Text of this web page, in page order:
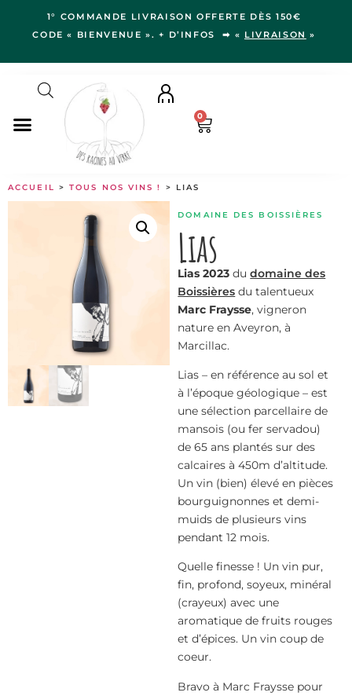
1° COMMANDE LIVRAISON OFFERTE DÈS 150€
CODE « BIENVENUE ». + D’INFOS ➡ « LIVRAISON »
RÉGIONS
LE VERGER
IDÉES CADEAUX
NOS VIGNERON.NE.S
0
ACCUEIL >TOUS NOS VINS ! > LIAS
DOMAINE DES BOISSIÈRES
Lias
Lias 2023 dudomaine des
Boissières du talentueux
Marc Fraysse, vigneron
nature en Aveyron, à
Marcillac.
Lias – en référence au sol et
à l’époque géologique – est
une sélection parcellaire de
mansois (ou fer servadou)
de 65 ans plantés sur des
calcaires à 450m d’altitude.
Un vin (bien) élevé en pièces
bourguignonnes et demi-
muids de plusieurs vins
pendant 12 mois.
Quelle finesse ! Un vin pur,
fin, profond, soyeux, minéral
(crayeux) avec une
aromatique de fruits rouges
et d’épices. Un vin coup de
coeur.
Bravo à Marc Fraysse pour